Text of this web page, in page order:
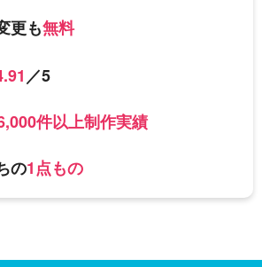
更も無料
／5
件以上制作実績
の1点もの